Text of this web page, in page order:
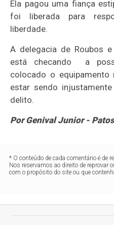
Ela pagou uma fiança
foi liberada para
liberdade.
A delegacia de Roubos
está checando a
colocado o
estar sendo
delito.
Por Genival Junior -
* O conteúdo de cada comentário é de
Nos reservamos ao direito de reprovar
com o propósito do site ou que